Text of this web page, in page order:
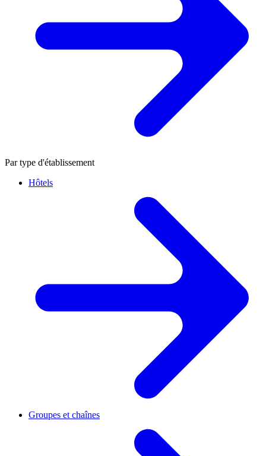
Par type d'établissement
Hôtels
Groupes et chaînes